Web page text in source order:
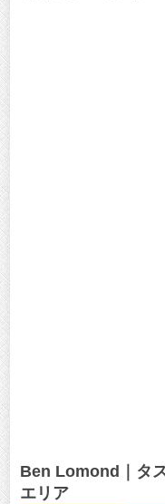
Ben Lomond｜タ
エリア